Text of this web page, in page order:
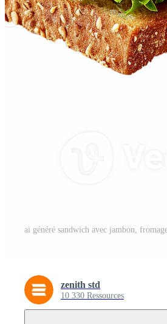
zenith std
10 330 Ressources